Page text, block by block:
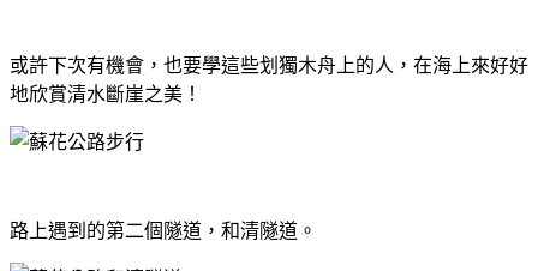
或許下次有機會，也要學這些划獨木舟上的人，在海上來好好
地欣賞清水斷崖之美！
路上遇到的第二個隧道，和清隧道。